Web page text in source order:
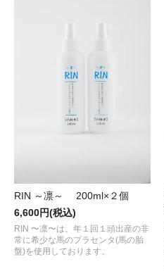
RIN ～凛～ 200ml×２個
6,600円(税込)
RIN 〜凛〜は、年１回１頭出産の非
常に希少な馬のプラセンタ(馬の胎
盤)を使用しております。